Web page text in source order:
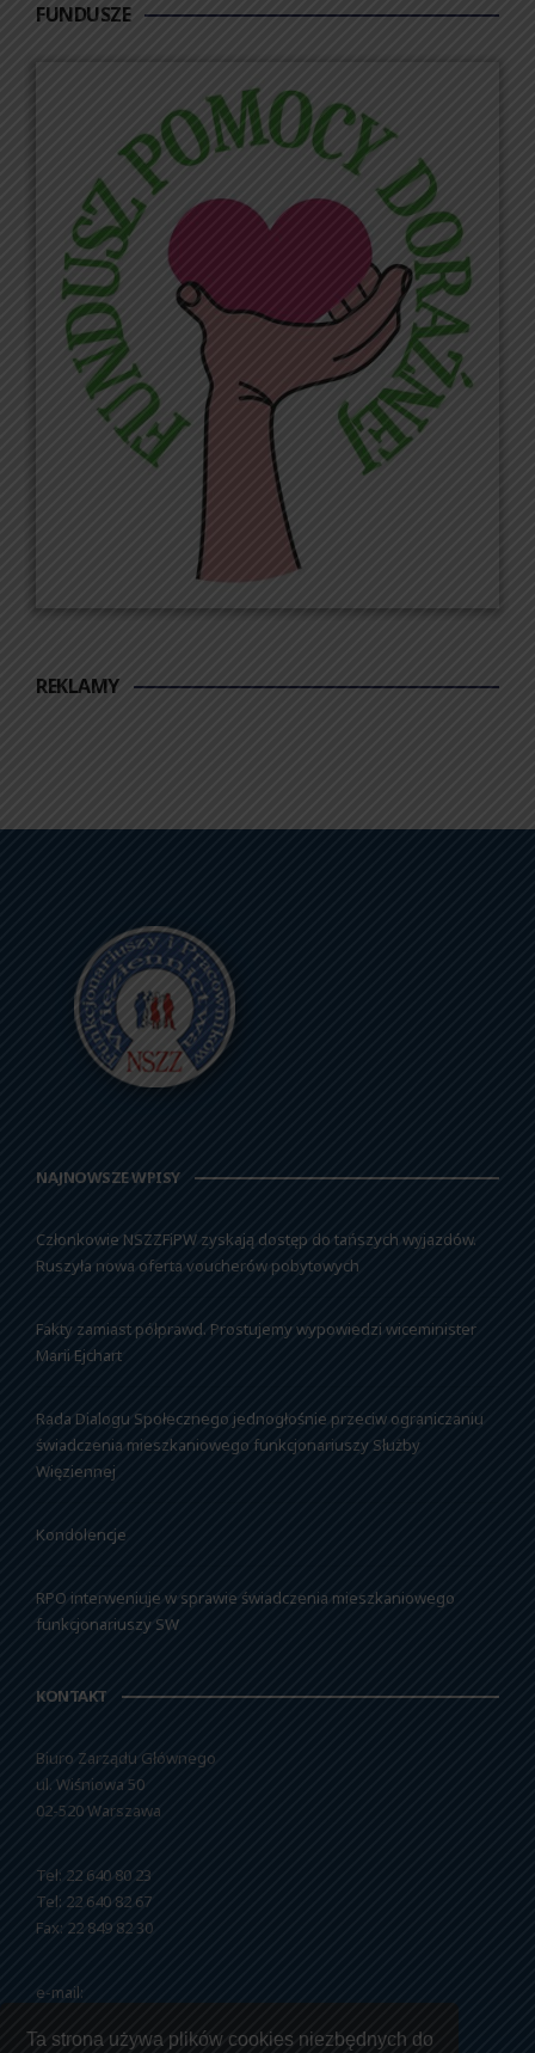
Ta strona używa plików cookies niezbędnych do
FUNDUSZE
REKLAMY
NAJNOWSZE WPISY
Członkowie NSZZFiPW zyskają dostęp do tańszych wyjazdów.
Ruszyła nowa oferta voucherów pobytowych
Fakty zamiast półprawd. Prostujemy wypowiedzi wiceminister
Marii Ejchart
Rada Dialogu Społecznego jednogłośnie przeciw ograniczaniu
świadczenia mieszkaniowego funkcjonariuszy Służby
Więziennej
Kondolencje
RPO interweniuje w sprawie świadczenia mieszkaniowego
funkcjonariuszy SW
KONTAKT
Biuro Zarządu Głównego
ul. Wiśniowa 50
02-520 Warszawa
Tel: 22 640 80 23
Tel: 22 640 82 67
Fax: 22 849 82 30
e-mail: